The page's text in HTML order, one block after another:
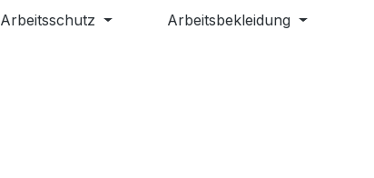
Arbeitsschutz Arbeitsbekleidung